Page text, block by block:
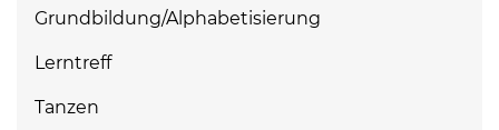
Grundbildung/Alphabetisierung
Lerntreff
Tanzen